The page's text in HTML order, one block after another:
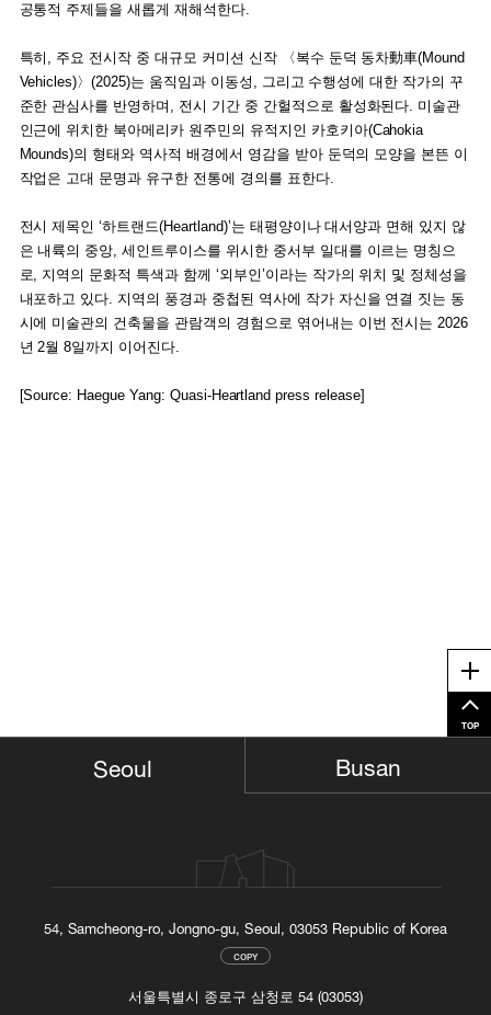
공통적 주제들을 새롭게 재해석한다.
특히, 주요 전시작 중 대규모 커미션 신작 〈복수 둔덕 동차動車(Mound
Vehicles)〉(2025)는 움직임과 이동성, 그리고 수행성에 대한 작가의 꾸
준한 관심사를 반영하며, 전시 기간 중 간헐적으로 활성화된다. 미술관
인근에 위치한 북아메리카 원주민의 유적지인 카호키아(Cahokia
Mounds)의 형태와 역사적 배경에서 영감을 받아 둔덕의 모양을 본뜬 이
작업은 고대 문명과 유구한 전통에 경의를 표한다.
전시 제목인 ‘하트랜드(Heartland)’는 태평양이나 대서양과 면해 있지 않
은 내륙의 중앙, 세인트루이스를 위시한 중서부 일대를 이르는 명칭으
로, 지역의 문화적 특색과 함께 ‘외부인’이라는 작가의 위치 및 정체성을
내포하고 있다. 지역의 풍경과 중첩된 역사에 작가 자신을 연결 짓는 동
시에 미술관의 건축물을 관람객의 경험으로 엮어내는 이번 전시는 2026
년 2월 8일까지 이어진다.
[Source: Haegue Yang: Quasi-Heartland press release]
TOP
Seoul
54, Samcheong-ro, Jongno-gu, Seoul, 03053 Republic of Korea
COPY
서울특별시 종로구 삼청로 54 (03053)
Busan